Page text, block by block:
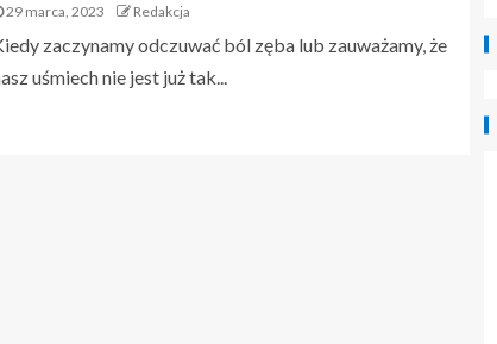
29 marca, 2023 Redakcja
zaczynamy odczuwać ból zęba lub zauważamy, że
uśmiech nie jest już tak...